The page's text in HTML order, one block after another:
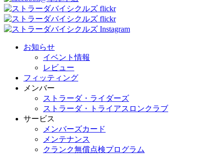
お知らせ
イベント情報
レビュー
フィッティング
メンバー
ストラーダ・ライダーズ
ストラーダ・トライアスロンクラブ
サービス
メンバーズカード
メンテナンス
クランク無償点検プログラム